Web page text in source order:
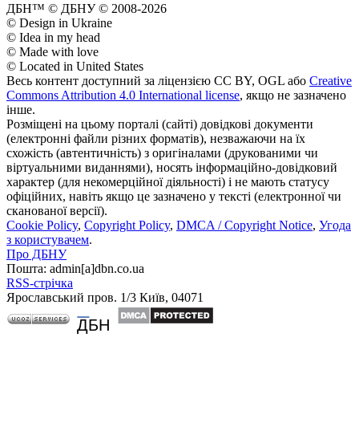
ДБН™ © ДБНУ © 2008-2026
© Design in Ukraine
© Idea in my head
© Made with love
© Located in United States
Весь контент доступний за ліцензією CC BY, OGL або Creative
Commons Attribution 4.0 International license, якщо не зазначено
інше.
Розміщені на цьому порталі (сайті) довідкові документи
(електронні файли різних форматів), незважаючи на їх
схожість (автентичність) з оригіналами (друкованими чи
віртуальними виданнями), носять інформаційно-довідковий
характер (для некомерційної діяльності) і не мають статусу
офіційних, навіть якщо це зазначено у тексті (електронної чи
сканованої версії).
Cookie Policy, Copyright Policy, DMCA / Copyright Notice, Угода
з користувачем.
Про ДБНУ
Пошта: admin[а]dbn.co.ua
RSS-стрічка
Ярославський пров. 1/3 Київ, 04071